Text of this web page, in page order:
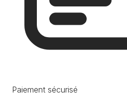
Paiement sécurisé